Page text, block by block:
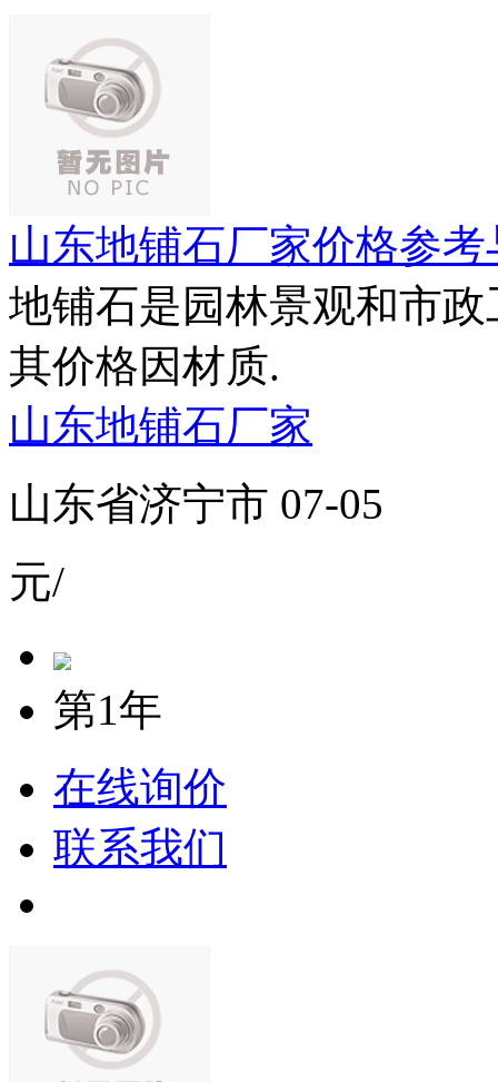
山东地铺石厂家价格参
地铺石是园林景观和市
其价格因材质.
山东地铺石厂家
山东省济宁市 07-05
元/
第1年
在线询价
联系我们